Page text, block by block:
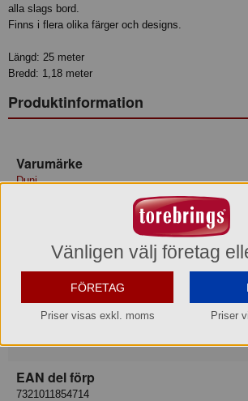
alla slags bord.
Finns i flera olika färger och designs.
Längd: 25 meter
Bredd: 1,18 meter
Produktinformation
Varumärke
Duni
Leverantör
Lev art nr
EAN del förp
7321011854714
Vänligen välj företag
FÖRETAG
Priser visas exkl. moms Priser